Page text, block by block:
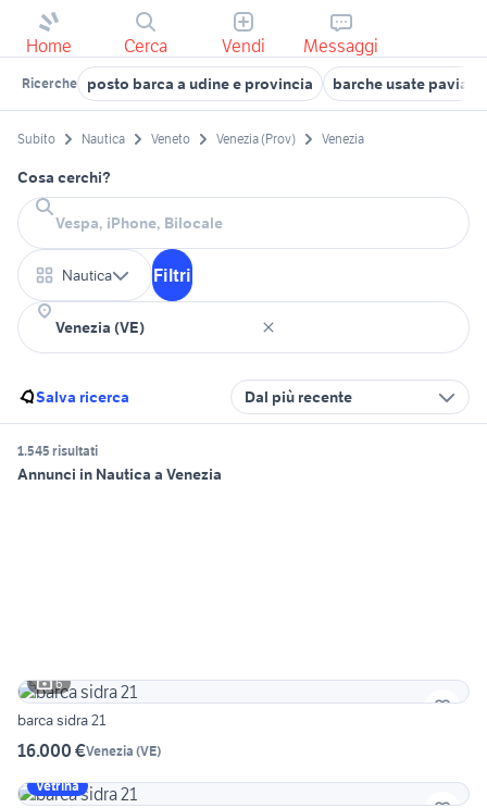
Home Cerca Vendi Messaggi
Ricerche posto barca a udine e provincia barche usate pavia
Subito Nautica Veneto Venezia (Prov) Venezia
Cosa cerchi?
Nautica Filtri
Salva ricerca Dal più recente
1.545 risultati
Annunci in Nautica a Venezia
6
barca sidra 21
16.000 €Venezia (VE)
Vetrina